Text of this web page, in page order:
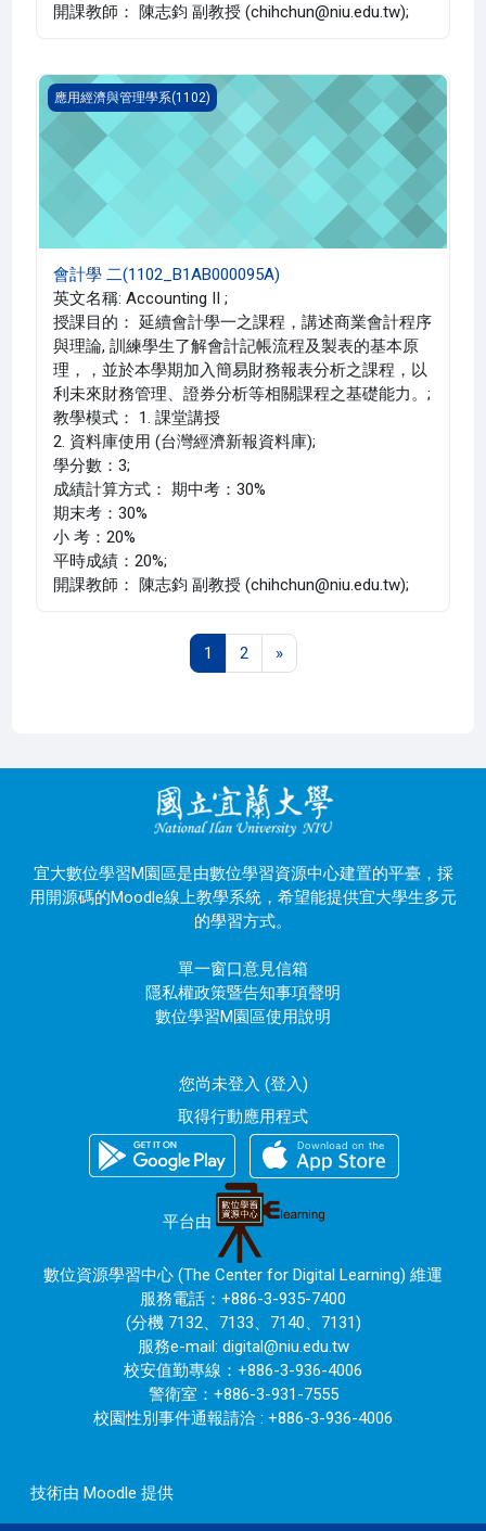
開課教師： 陳志鈞 副教授 (chihchun@niu.edu.tw);
會計學 二(1102_B1AB000095A)
應用經濟與管理學系(1102)
會計學 二(1102_B1AB000095A)
英文名稱: Accounting II ;
授課目的： 延續會計學一之課程，講述商業會計程序
與理論, 訓練學生了解會計記帳流程及製表的基本原
理，，並於本學期加入簡易財務報表分析之課程，以
利未來財務管理、證券分析等相關課程之基礎能力。;
教學模式： 1. 課堂講授
2. 資料庫使用 (台灣經濟新報資料庫);
學分數：3;
成績計算方式： 期中考：30%
期末考：30%
小 考：20%
平時成績：20%;
開課教師： 陳志鈞 副教授 (chihchun@niu.edu.tw);
1 第 1 頁
2第 2 頁
»下一頁
宜大數位學習M園區是由數位學習資源中心建置的平臺，採
用開源碼的Moodle線上教學系統，希望能提供宜大學生多元
的學習方式。
單一窗口意見信箱
隱私權政策暨告知事項聲明
數位學習M園區使用說明
您尚未登入 (登入)
取得行動應用程式
平台由
數位資源學習中心 (The Center for Digital Learning) 維運
服務電話：+886-3-935-7400
(分機 7132、7133、7140、7131)
服務e-mail: digital@niu.edu.tw
校安值勤專線：+886-3-936-4006
警衛室：+886-3-931-7555
校園性別事件通報請洽 : +886-3-936-4006
技術由 Moodle 提供